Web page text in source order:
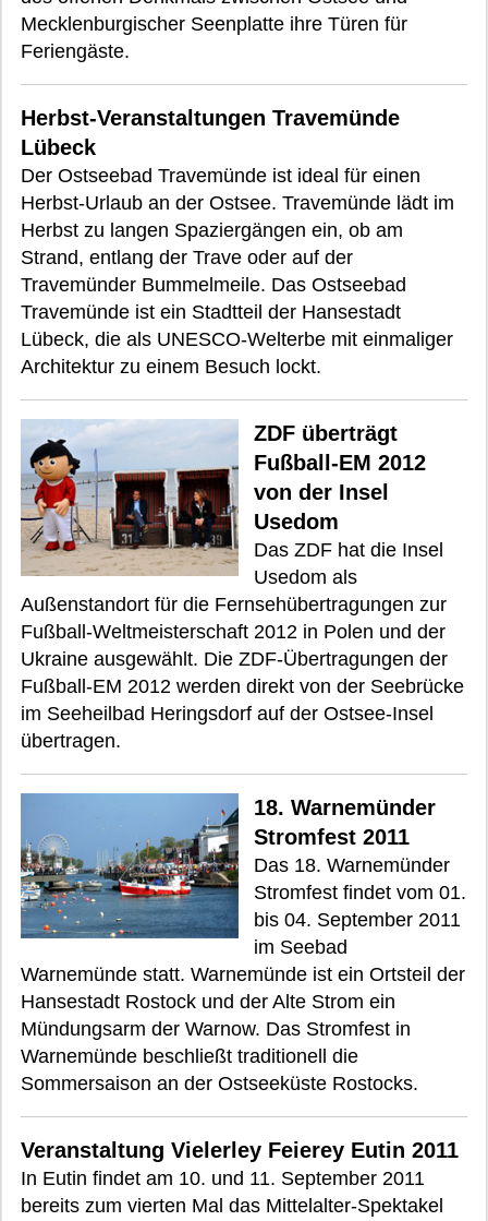
Mecklenburgischer Seenplatte ihre Türen für
Feriengäste.
Herbst-Veranstaltungen Travemünde
Lübeck
Der Ostseebad Travemünde ist ideal für einen
Herbst-Urlaub an der Ostsee. Travemünde lädt im
Herbst zu langen Spaziergängen ein, ob am
Strand, entlang der Trave oder auf der
Travemünder Bummelmeile. Das Ostseebad
Travemünde ist ein Stadtteil der Hansestadt
Lübeck, die als UNESCO-Welterbe mit einmaliger
Architektur zu einem Besuch lockt.
ZDF überträgt
Fußball-EM 2012
von der Insel
Usedom
Das ZDF hat die Insel
Usedom als
Außenstandort für die Fernsehübertragungen zur
Fußball-Weltmeisterschaft 2012 in Polen und der
Ukraine ausgewählt. Die ZDF-Übertragungen der
Fußball-EM 2012 werden direkt von der Seebrücke
im Seeheilbad Heringsdorf auf der Ostsee-Insel
übertragen.
18. Warnemünder
Stromfest 2011
Das 18. Warnemünder
Stromfest findet vom 01.
bis 04. September 2011
im Seebad
Warnemünde statt. Warnemünde ist ein Ortsteil der
Hansestadt Rostock und der Alte Strom ein
Mündungsarm der Warnow. Das Stromfest in
Warnemünde beschließt traditionell die
Sommersaison an der Ostseeküste Rostocks.
Veranstaltung Vielerley Feierey Eutin 2011
In Eutin findet am 10. und 11. September 2011
bereits zum vierten Mal das Mittelalter-Spektakel